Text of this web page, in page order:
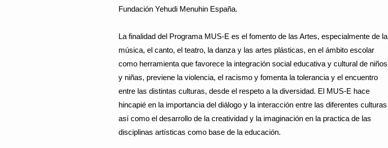
Fundación Yehudi Menuhin España.
La finalidad del Programa MUS-E es el fomento de las Artes, especialmente de la
música, el canto, el teatro, la danza y las artes plásticas, en el ámbito escolar
como herramienta que favorece la integración social educativa y cultural de niños
y niñas, previene la violencia, el racismo y fomenta la tolerancia y el encuentro
entre las distintas culturas, desde el respeto a la diversidad. El MUS-E hace
hincapié en la importancia del diálogo y la interacción entre las diferentes culturas
así como el desarrollo de la creatividad y la imaginación en la practica de las
disciplinas artísticas como base de la educación.